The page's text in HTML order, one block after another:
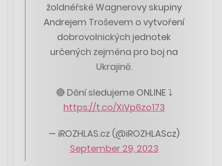
žoldnéřské Wagnerovy skupiny
Andrejem Troševem o vytvoření
dobrovolnických jednotek
určených zejména pro boj na
Ukrajině.
🔴 Dění sledujeme ONLINE ⤵️
https://t.co/XiVp6zo173
— iROZHLAS.cz (@iROZHLAScz)
September 29, 2023